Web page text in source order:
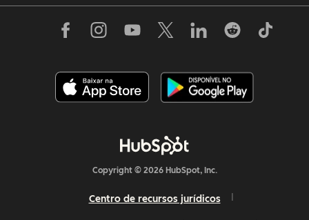
Copyright © 2026 HubSpot, Inc.
Centro de recursos jurídicos